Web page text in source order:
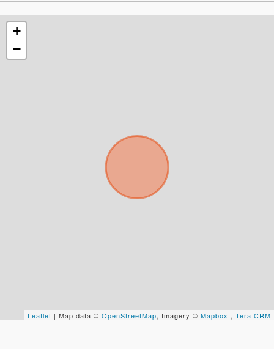
+
−
Leaflet | Map data © OpenStreetMap, Imagery © Mapbox , Tera CRM
+598